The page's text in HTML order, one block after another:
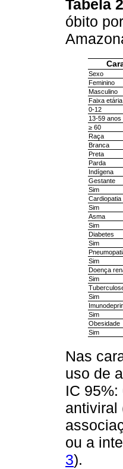
Tabela 2
óbito
Sexo
Feminino
Masculino
Faixa
0-12
13-59 anos
≥ 60
Raça
Branca
Preta
Parda
Indígena
Gestante
Sim
Cardiopatia
Sim
Asma
Sim
Diabetes
Sim
Sim
Doença
Sim
Sim
Sim
Obesidade
Sim
Nas
uso de
IC
antiviral
ou a
3).